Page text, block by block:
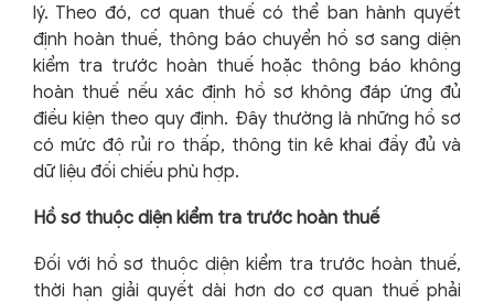
lý. Theo đó, cơ quan thuế có thể ban hành quyết
định hoàn thuế, thông báo chuyển hồ sơ sang diện
kiểm tra trước hoàn thuế hoặc thông báo không
hoàn thuế nếu xác định hồ sơ không đáp ứng đủ
điều kiện theo quy định. Đây thường là những hồ sơ
có mức độ rủi ro thấp, thông tin kê khai đầy đủ và
dữ liệu đối chiếu phù hợp.
Hồ sơ thuộc diện kiểm tra trước hoàn thuế
Đối với hồ sơ thuộc diện kiểm tra trước hoàn thuế,
thời hạn giải quyết dài hơn do cơ quan thuế phải